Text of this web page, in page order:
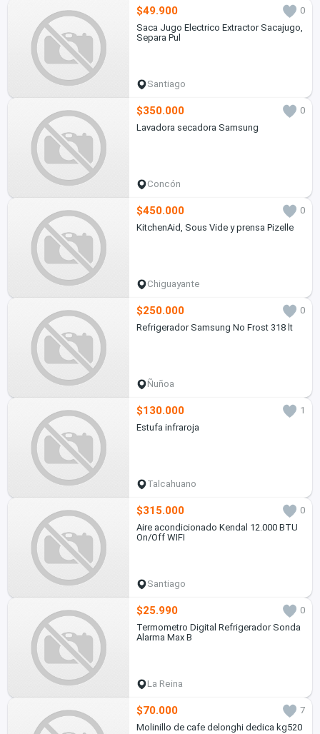
$49.900
0
Saca Jugo Electrico Extractor Sacajugo,
Separa Pul
Santiago
$350.000
0
Lavadora secadora Samsung
Concón
$450.000
0
KitchenAid, Sous Vide y prensa Pizelle
Chiguayante
$250.000
0
Refrigerador Samsung No Frost 318 lt
Ñuñoa
$130.000
1
Estufa infraroja
Talcahuano
$315.000
0
Aire acondicionado Kendal 12.000 BTU
On/Off WIFI
Santiago
$25.990
0
Termometro Digital Refrigerador Sonda
Alarma Max B
La Reina
$70.000
7
Molinillo de cafe delonghi dedica kg520